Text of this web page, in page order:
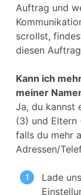
Auftrag und
scrollst,
diesen
Kann ich
meiner
Ja, du kannst
(3) und Eltern
falls du mehr
Adressen/
Lade